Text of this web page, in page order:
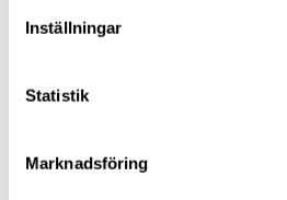
Inställningar
Statistik
Marknadsföring
”Ett sparande på